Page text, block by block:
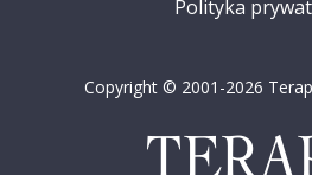
Polityka
Copyright © 2001-2026